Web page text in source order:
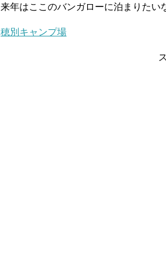
来年はここのバンガローに泊まりたい
穂別キャンプ場